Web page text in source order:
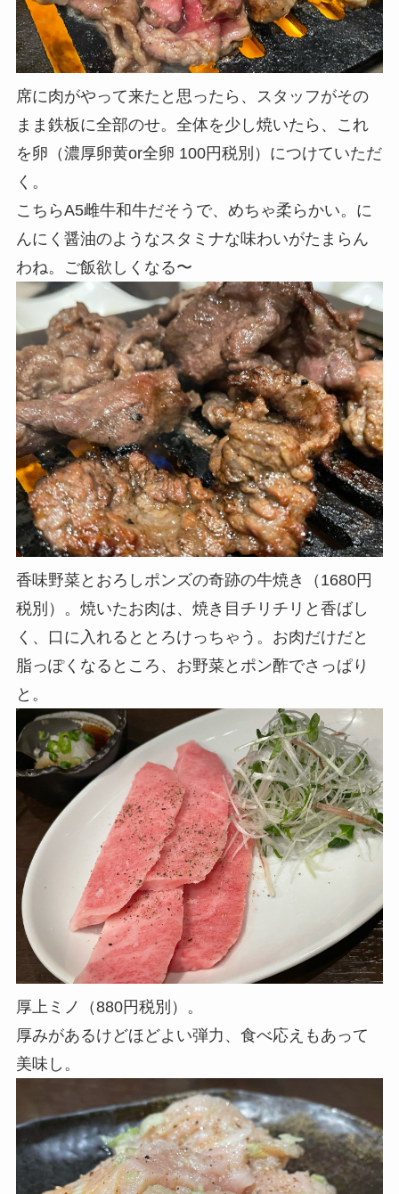
席に肉がやって来たと思ったら、スタッフがその
まま鉄板に全部のせ。全体を少し焼いたら、
これ
を卵（濃厚卵黄or全卵 100円税別）につけていただ
く。
こちらA5雌牛和牛だそうで、めちゃ柔らかい。 に
んにく醤油のようなスタミナな味わいがたまらん
わね。ご飯欲しくなる〜
香味野菜とおろしポンズの奇跡の牛焼き（1680円
税別）。焼いたお肉は、焼き目チリチリと香ばし
く、口に入れると とろけっちゃう。お肉だけだと
脂っぽくなるところ、お野菜とポン酢でさっぱり
と。
厚上ミノ（880円税別）。
厚みがあるけどほどよい弾力、食べ応えもあって
美味し。